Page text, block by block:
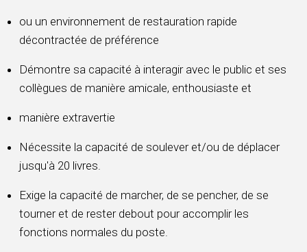
ou un environnement de restauration rapide
décontractée de préférence
Démontre sa capacité à interagir avec le public et ses
collègues de manière amicale, enthousiaste et
manière extravertie
Nécessite la capacité de soulever et/ou de déplacer
jusqu'à 20 livres.
Exige la capacité de marcher, de se pencher, de se
tourner et de rester debout pour accomplir les
fonctions normales du poste.